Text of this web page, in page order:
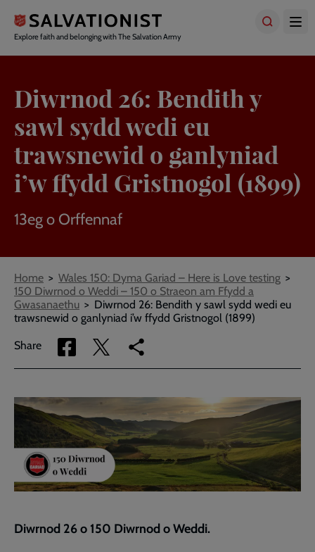
main
content
Explore faith and belonging with The Salvation Army
Diwrnod 26: Bendith y
sawl sydd wedi eu
trawsnewid o ganlyniad
i’w ffydd Gristnogol (1899)
13eg o Orffennaf
Breadcrumbs
Home
Wales 150: Dyma Gariad – Here is Love testing
150 Diwrnod o Weddi – 150 o Straeon am Ffydd a
Gwasanaethu
Diwrnod 26: Bendith y sawl sydd wedi eu
trawsnewid o ganlyniad i’w ffydd Gristnogol (1899)
Share
Share
via
Share
via
Copy
link
Diwrnod 26 o 150 Diwrnod o Weddi.